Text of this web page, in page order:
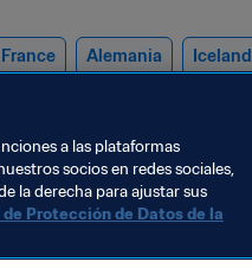
France Alemania Iceland
a las plataformas
socios en redes sociales,
la derecha para ajustar sus
Protección de Datos de la